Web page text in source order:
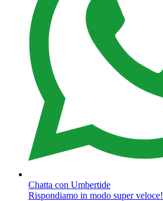
Chatta con Umbertide
Rispondiamo in modo super veloce!